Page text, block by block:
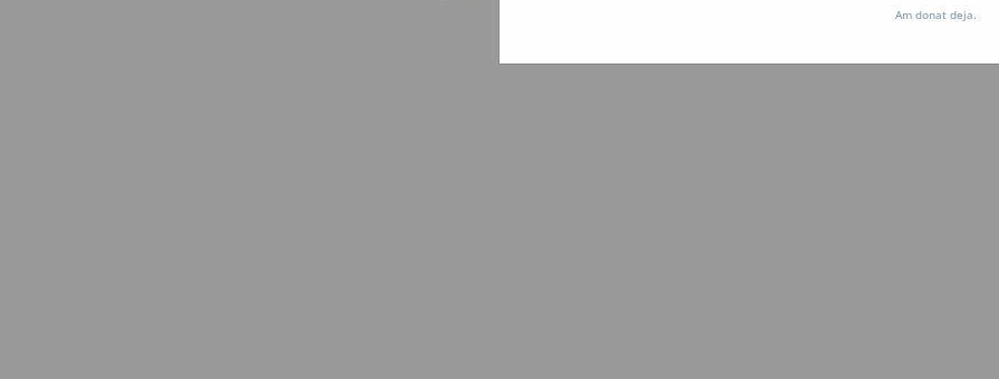
Hosterion
Am donat deja.